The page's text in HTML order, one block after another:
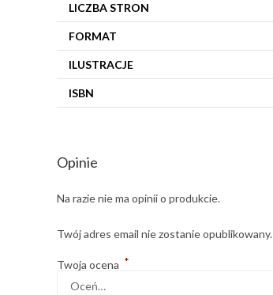
LICZBA STRON
FORMAT
ILUSTRACJE
ISBN
Opinie
Na razie nie ma opinii o produkcie.
Twój adres email nie zostanie opublikowany.
Twoja ocena *